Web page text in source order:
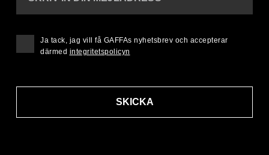
SKICKA
Ja tack, jag vill få GAFFAs nyhetsbrev och accepterar
därmed integritetspolicyn